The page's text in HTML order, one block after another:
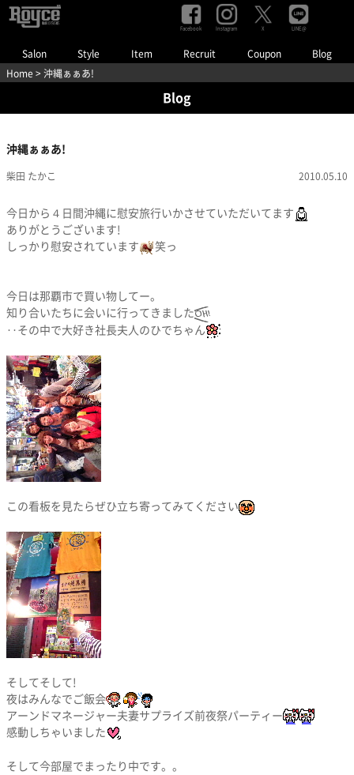
Salon Style Item Recruit Coupon Blog
Facebook Instagram X LINE@
Home > 沖縄ぁぁあ!
Blog
沖縄ぁぁあ!
柴田 たかこ 2010.05.10
今日から４日間沖縄に慰安旅行いかさせていただいてます
ありがとうございます!
しっかり慰安されています
笑っ
今日は那覇市で買い物してー。
知り合いたちに会いに行ってきました
‥その中で大好き社長夫人のひでちゃん
この看板を見たらぜひ立ち寄ってみてください
そしてそして!
夜はみんなでご飯会
アーンドマネージャー夫妻サプライズ前夜祭パーティー
感動しちゃいました
そして今部屋でまったり中です。。